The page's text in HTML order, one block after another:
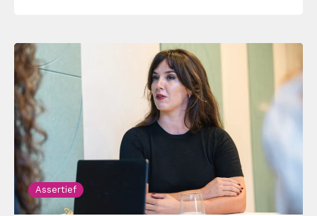
[…]
Assertief